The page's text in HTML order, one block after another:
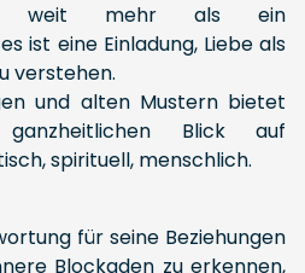
weit mehr als ein
ist eine Einladung, Liebe als
verstehen.
und alten Mustern bietet
Blick auf
spirituell, menschlich.
für seine Beziehungen
Blockaden zu erkennen,